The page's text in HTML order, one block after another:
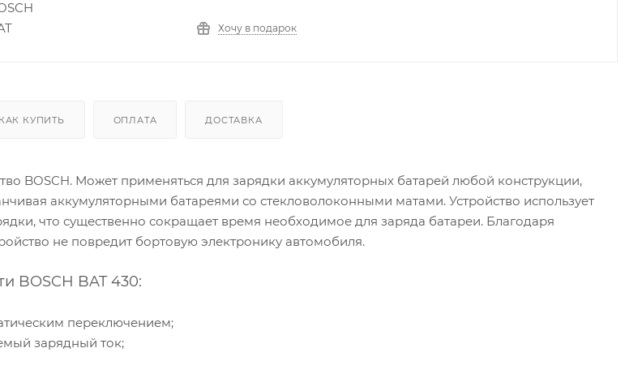
Хочу в подарок
КАК КУПИТЬ ОПЛАТА ДОСТАВКА
BOSCH. Может применяться для зарядки аккумуляторных батарей любой конструкции,
аккумуляторными батареями со стекловолоконными матами. Устройство использует
что существенно сокращает время необходимое для заряда батареи. Благодаря
не повредит бортовую электронику автомобиля.
BOSCH BAT 430:
переключением;
зарядный ток;